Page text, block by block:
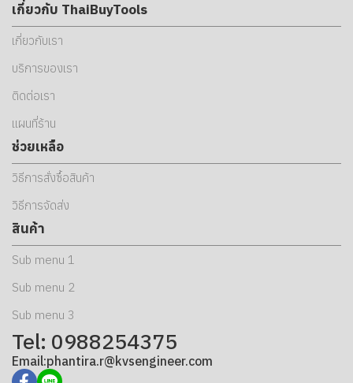
เกี่ยวกับ ThaiBuyTools
เกี่ยวกับเรา
บริการของเรา
ติดต่อเรา
แผนที่ร้าน
ช่วยเหลือ
วิธีการสั่งซื้อสินค้า
วิธีการจัดส่ง
สินค้า
Sub menu 1
Sub menu 2
Sub menu 3
Tel: 0988254375
Email:phantira.r@kvsengineer.com